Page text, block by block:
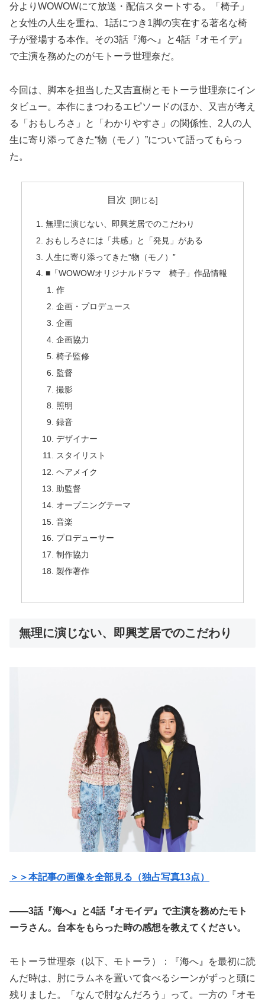
分よりWOWOWにて放送・配信スタートする。「椅子」
と女性の人生を重ね、1話につき1脚の実在する著名な椅
子が登場する本作。その3話『海へ』と4話『オモイデ』
で主演を務めたのがモトーラ世理奈だ。
今回は、脚本を担当した又吉直樹とモトーラ世理奈にイン
タビュー。本作にまつわるエピソードのほか、又吉が考え
る「おもしろさ」と「わかりやすさ」の関係性、2人の人
生に寄り添ってきた“物（モノ）”について語ってもらっ
た。
目次
無理に演じない、即興芝居でのこだわり
おもしろさには「共感」と「発見」がある
人生に寄り添ってきた“物（モノ）”
■「WOWOWオリジナルドラマ 椅子」作品情報
作
企画・プロデュース
企画
企画協力
椅子監修
監督
撮影
照明
録音
デザイナー
スタイリスト
ヘアメイク
助監督
オープニングテーマ
音楽
プロデューサー
制作協力
製作著作
無理に演じない、即興芝居でのこだわり
＞＞本記事の画像を全部見る（独占写真13点）
――3話『海へ』と4話『オモイデ』で主演を務めたモト
ーラさん。台本をもらった時の感想を教えてください。
モトーラ世理奈（以下、モトーラ）：『海へ』を最初に読
んだ時は、肘にラムネを置いて食べるシーンがずっと頭に
残りました。「なんで肘なんだろう」って。一方の『オモ